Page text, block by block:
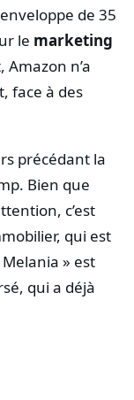
de 35
le marketing
n’a
face à des
précédant la
Bien que
c’est
qui est
» est
qui a déjà